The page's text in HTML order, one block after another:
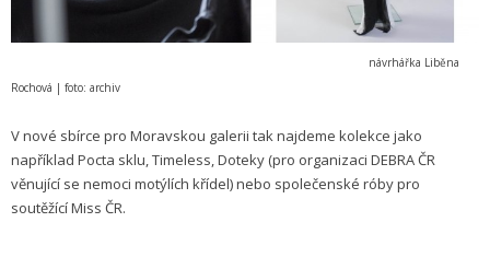
návrhářka Liběna
Rochová | foto: archiv
V nové sbírce pro Moravskou galerii tak najdeme kolekce jako
například Pocta sklu, Timeless, Doteky (pro organizaci DEBRA ČR
věnující se nemoci motýlích křídel) nebo společenské róby pro
soutěžící Miss ČR.